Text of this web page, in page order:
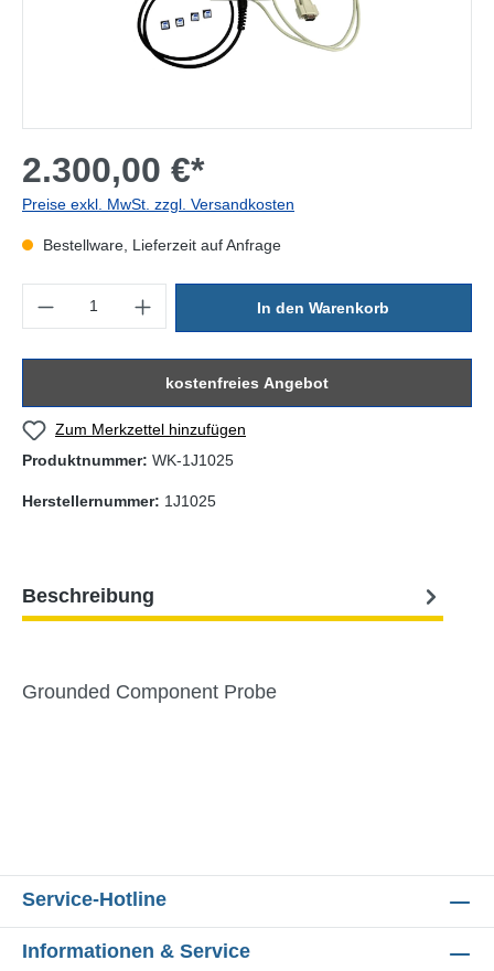
2.300,00 €*
Preise exkl. MwSt. zzgl. Versandkosten
Bestellware, Lieferzeit auf Anfrage
In den Warenkorb
kostenfreies Angebot
Zum Merkzettel hinzufügen
Produktnummer: WK-1J1025
Herstellernummer: 1J1025
Beschreibung
Grounded Component Probe
Service-Hotline
Informationen & Service